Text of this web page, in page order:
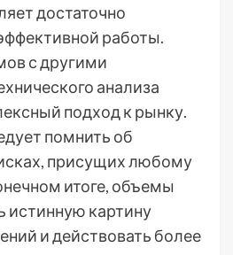
достаточно
работы.
с другими
анализа
подход к рынку.
помнить об
присущих любому
итоге, объемы
истинную картину
и действовать более